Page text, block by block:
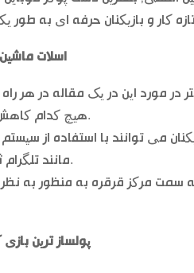
اسلات
مورد این در یک مقاله در هر
هیچ کدام کاهش یافته است.
می توانند با استفاده از
مانند تلگرام ثبت نام کنند.
سمت مرکز قرقره به منظور به
پولساز ترین